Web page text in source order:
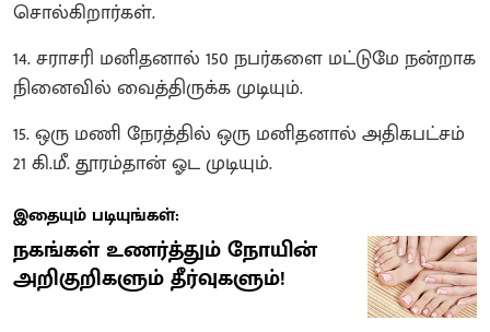
சொல்கிறார்கள்.
14. சராசரி மனிதனால் 150 நபர்களை மட்டுமே நன்றாக
நினைவில் வைத்திருக்க முடியும்.
15. ஒரு மணி நேரத்தில் ஒரு மனிதனால் அதிகபட்சம்
21 கி.மீ. தூரம்தான் ஓட முடியும்.
இதையும் படியுங்கள்:
நகங்கள் உணர்த்தும் நோயின்
அறிகுறிகளும் தீர்வுகளும்!